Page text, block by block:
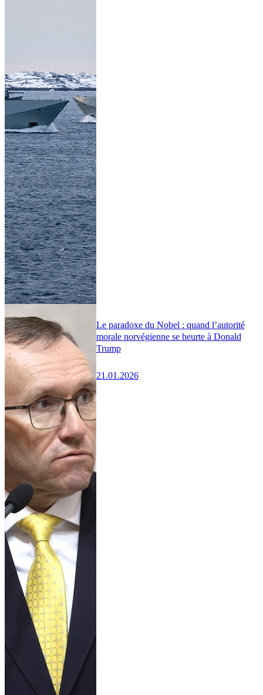
Le paradoxe du Nobel : quand l’autorité
morale norvégienne se heurte à Donald
Trump
21.01.2026